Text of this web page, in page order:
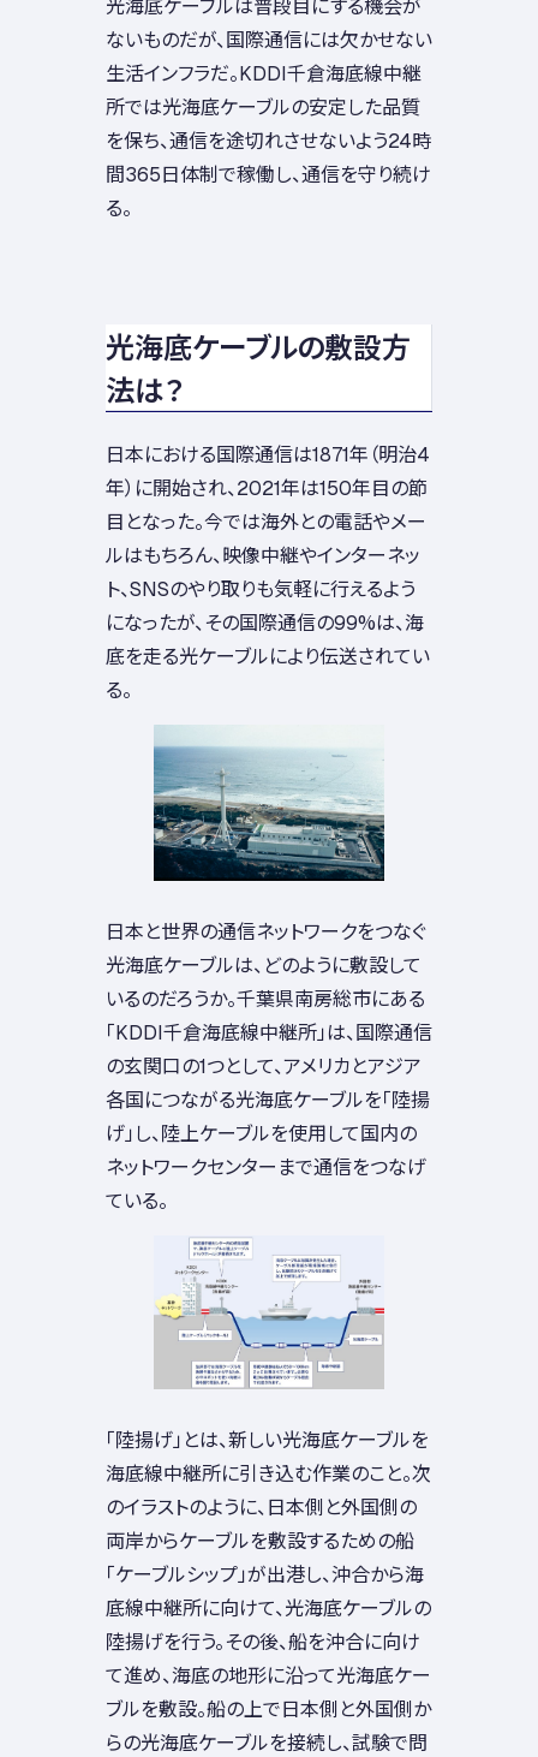
ないものだが、国際通信には欠かせない
生活インフラだ。KDDI千倉海底線中継
所では光海底ケーブルの安定した品質
を保ち、通信を途切れさせないよう24時
間365日体制で稼働し、通信を守り続け
る。
光海底ケーブルの敷設方
法は？
日本における国際通信は1871年（明治4
年）に開始され、2021年は150年目の節
目となった。今では海外との電話やメー
ルはもちろん、映像中継やインターネッ
ト、SNSのやり取りも気軽に行えるよう
になったが、その国際通信の99%は、海
底を走る光ケーブルにより伝送されてい
る。
日本と世界の通信ネットワークをつなぐ
光海底ケーブルは、どのように敷設して
いるのだろうか。千葉県南房総市にある
「KDDI千倉海底線中継所」は、国際通信
の玄関口の1つとして、アメリカとアジア
各国につながる光海底ケーブルを「陸揚
げ」し、陸上ケーブルを使用して国内の
ネットワークセンターまで通信をつなげ
ている。
「陸揚げ」とは、新しい光海底ケーブルを
海底線中継所に引き込む作業のこと。次
のイラストのように、日本側と外国側の
両岸からケーブルを敷設するための船
「ケーブルシップ」が出港し、沖合から海
底線中継所に向けて、光海底ケーブルの
陸揚げを行う。その後、船を沖合に向け
て進め、海底の地形に沿って光海底ケー
ブルを敷設。船の上で日本側と外国側か
らの光海底ケーブルを接続し、試験で問